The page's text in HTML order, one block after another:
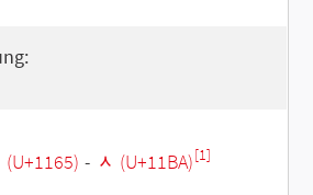
(U+1165) - ᆺ (U+11BA)[1]